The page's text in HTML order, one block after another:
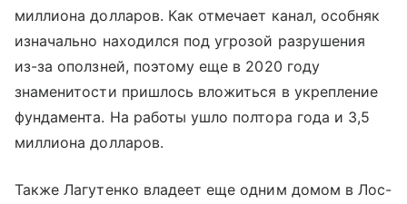
миллиона долларов. Как отмечает канал, особняк
изначально находился под угрозой разрушения
из-за оползней, поэтому еще в 2020 году
знаменитости пришлось вложиться в укрепление
фундамента. На работы ушло полтора года и 3,5
миллиона долларов.
Также Лагутенко владеет еще одним домом в Лос-